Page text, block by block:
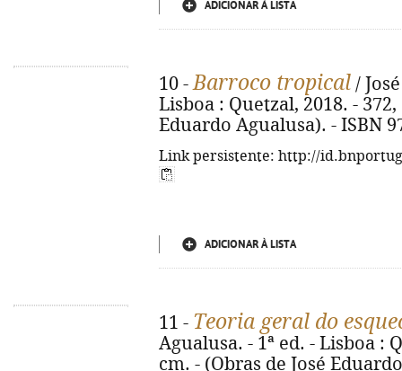
ADICIONAR À LISTA
10 -Barroco tropical /
Lisboa : Quetzal, 2018. -
Eduardo Agualusa). - ISBN
Link persistente: http://
ADICIONAR À LISTA
11 - Teoria geral do
Agualusa. - 1ª ed. - Lisboa :
cm. - (Obras de José